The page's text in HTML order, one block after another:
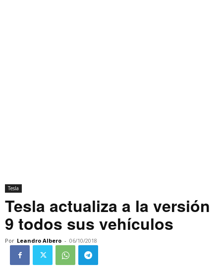
Tesla
Tesla actualiza a la versión
9 todos sus vehículos
Por Leandro Albero - 06/10/2018